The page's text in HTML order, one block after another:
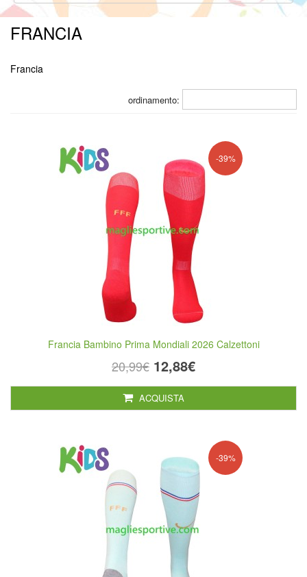
FRANCIA
Francia
ordinamento:
-39%
Francia Bambino Prima Mondiali 2026 Calzettoni
20,99€ 12,88€
ACQUISTA
-39%